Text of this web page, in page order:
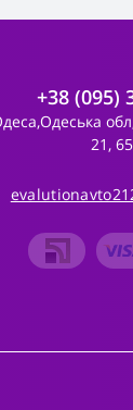
+38 (095)
21,